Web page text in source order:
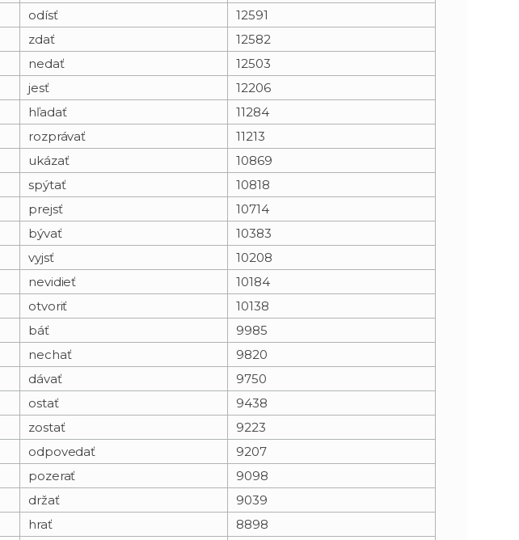
odísť
12591
zdať
12582
nedať
12503
jesť
12206
hľadať
11284
rozprávať
11213
ukázať
10869
spýtať
10818
prejsť
10714
bývať
10383
vyjsť
10208
nevidieť
10184
otvoriť
10138
báť
9985
nechať
9820
dávať
9750
ostať
9438
zostať
9223
odpovedať
9207
pozerať
9098
držať
9039
hrať
8898